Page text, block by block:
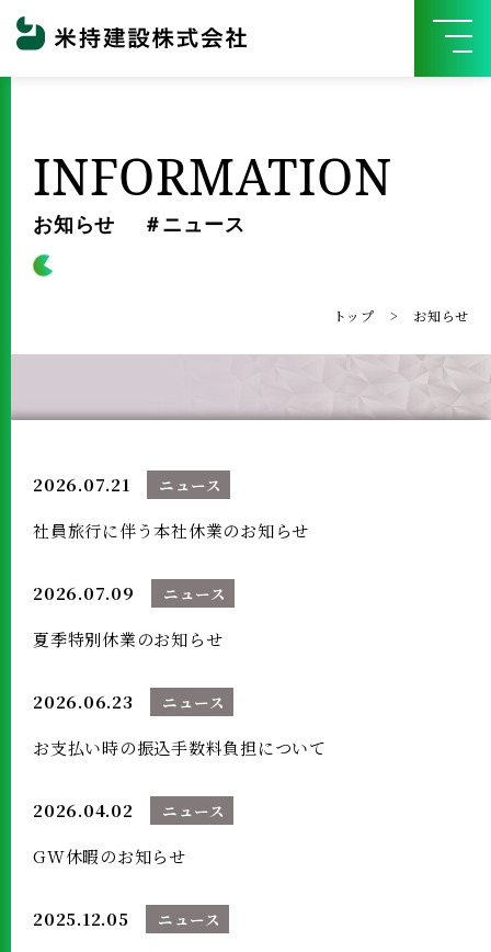
INFORMATION
お知らせ ＃ニュース
トップ お知らせ
2026.07.21 ニュース
社員旅行に伴う本社休業のお知らせ
2026.07.09 ニュース
夏季特別休業のお知らせ
2026.06.23 ニュース
お支払い時の振込手数料負担について
2026.04.02 ニュース
GW休暇のお知らせ
2025.12.05 ニュース